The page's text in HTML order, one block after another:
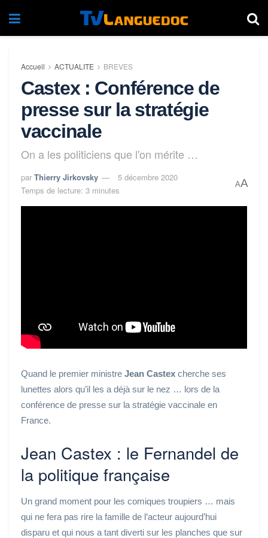
Accueil ACTUALITE BREVES
Castex : Conférence de
presse sur la stratégie
vaccinale
On a les politiciens que l'on mérite …
par Thierry Jirkovsky
5 décembre 2020
Temps de lecture: 3 minutes
AA
Quand le premier ministre Jean Castex cherche ses
lunettes alors qu’il les a déjà sur le nez … lors de la
conférence de presse sur la stratégie vaccinale en
France.
Jean Castex : le Fernandel de
la politique française
Un grand moment pour les comiques troupiers … mais
qui ne fera pas rire la famille de l’acteur aujourd’hui
disparu et qui nous a tant diverti sur les planches que sur